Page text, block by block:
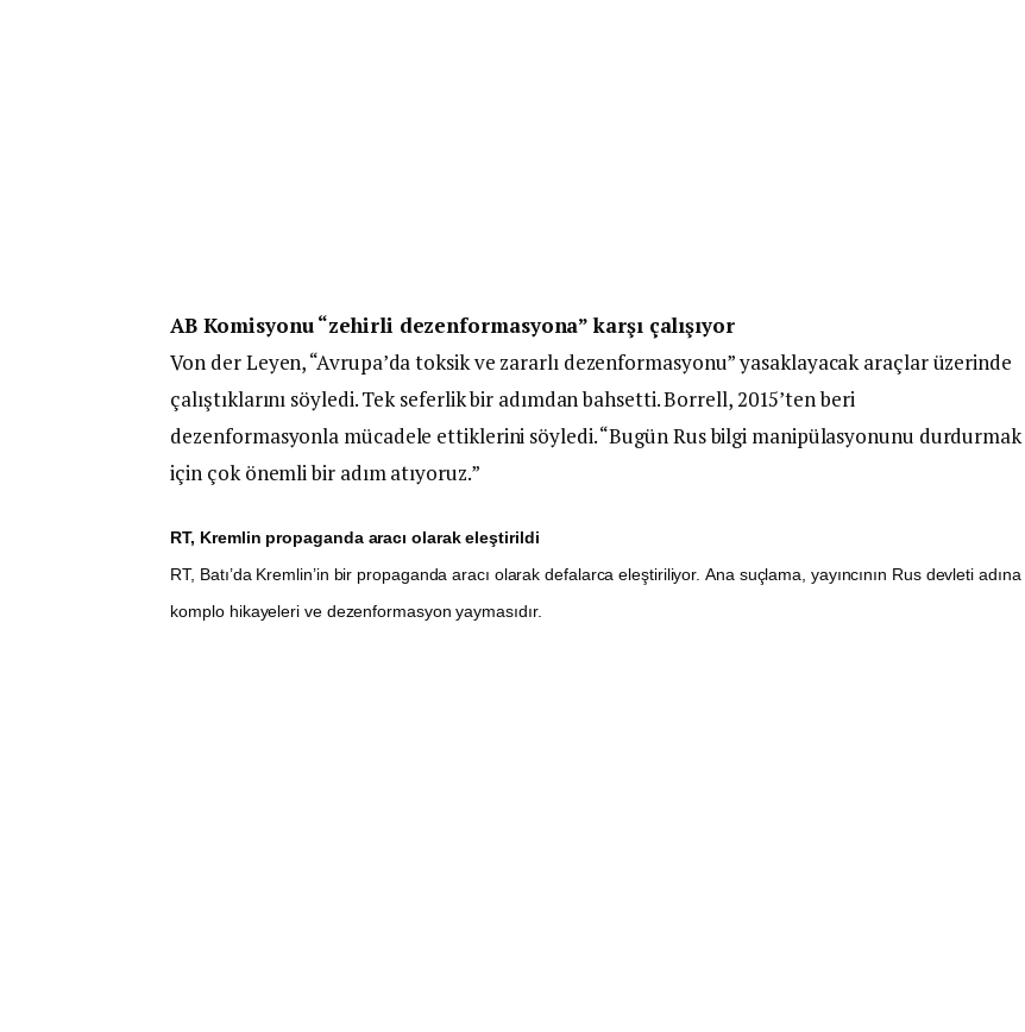
AB Komisyonu “zehirli dezenformasyona” karşı çalışıyor
Von der Leyen, “Avrupa’da toksik ve zararlı dezenformasyonu” yasaklayacak araçlar üzerinde
çalıştıklarını söyledi. Tek seferlik bir adımdan bahsetti. Borrell, 2015’ten beri
dezenformasyonla mücadele ettiklerini söyledi. “Bugün Rus bilgi manipülasyonunu durdurmak
için çok önemli bir adım atıyoruz.”
RT, Kremlin propaganda aracı olarak eleştirildi
RT, Batı’da Kremlin’in bir propaganda aracı olarak defalarca eleştiriliyor. Ana suçlama, yayıncının Rus devleti adına
komplo hikayeleri ve dezenformasyon yaymasıdır.